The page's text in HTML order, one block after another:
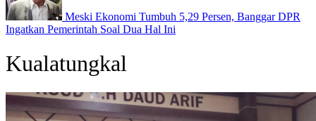
Meski Ekonomi Tumbuh 5,29 Persen, Banggar DPR
Ingatkan Pemerintah Soal Dua Hal Ini
Kualatungkal